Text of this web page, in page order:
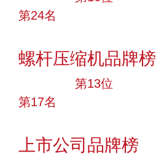
第24名
螺杆压缩机品牌榜
第13位
第17名
上市公司品牌榜